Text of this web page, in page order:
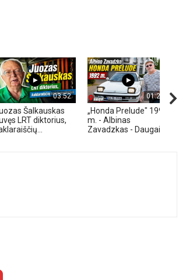
03:52
Šalkauskas
LRT diktorius,
01:29
„Honda Prelude" 1992
m. - Albinas
Zavadzkas - Daugai...